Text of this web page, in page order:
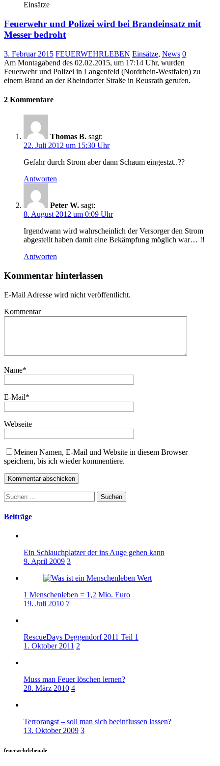
Einsätze
Feuerwehr und Polizei wird bei Brandeinsatz mit
Messer bedroht
3. Februar 2015 FEUERWEHRLEBEN Einsätze, News 0
Am Montagabend des 02.02.2015, um 17:14 Uhr, wurden
Feuerwehr und Polizei in Langenfeld (Nordrhein-Westfalen) zu
einem Brand an der Rheindorfer Straße in Reusrath gerufen.
2 Kommentare
Thomas B. sagt:
22. Juli 2012 um 15:30 Uhr
Gefahr durch Strom aber dann Schaum eingestzt..??
Antworten
Peter W. sagt:
8. August 2012 um 0:09 Uhr
Irgendwann wird wahrscheinlich der Versorger den Strom
abgestellt haben damit eine Bekämpfung möglich war… !!
Antworten
Kommentar hinterlassen
E-Mail Adresse wird nicht veröffentlicht.
Kommentar
Name*
E-Mail*
Webseite
Meinen Namen, E-Mail und Website in diesem Browser
speichern, bis ich wieder kommentiere.
Suchen
nach:
Beiträge
Ein Schlauchplatzer der ins Auge gehen kann
9. April 2009 3
1 Menschenleben = 1,2 Mio. Euro
19. Juli 2010 7
RescueDays Deggendorf 2011 Teil 1
1. Oktober 2011 2
Muss man Feuer löschen lernen?
28. März 2010 4
Terrorangst – soll man sich beeinflussen lassen?
13. Oktober 2009 3
feuerwehrleben.de